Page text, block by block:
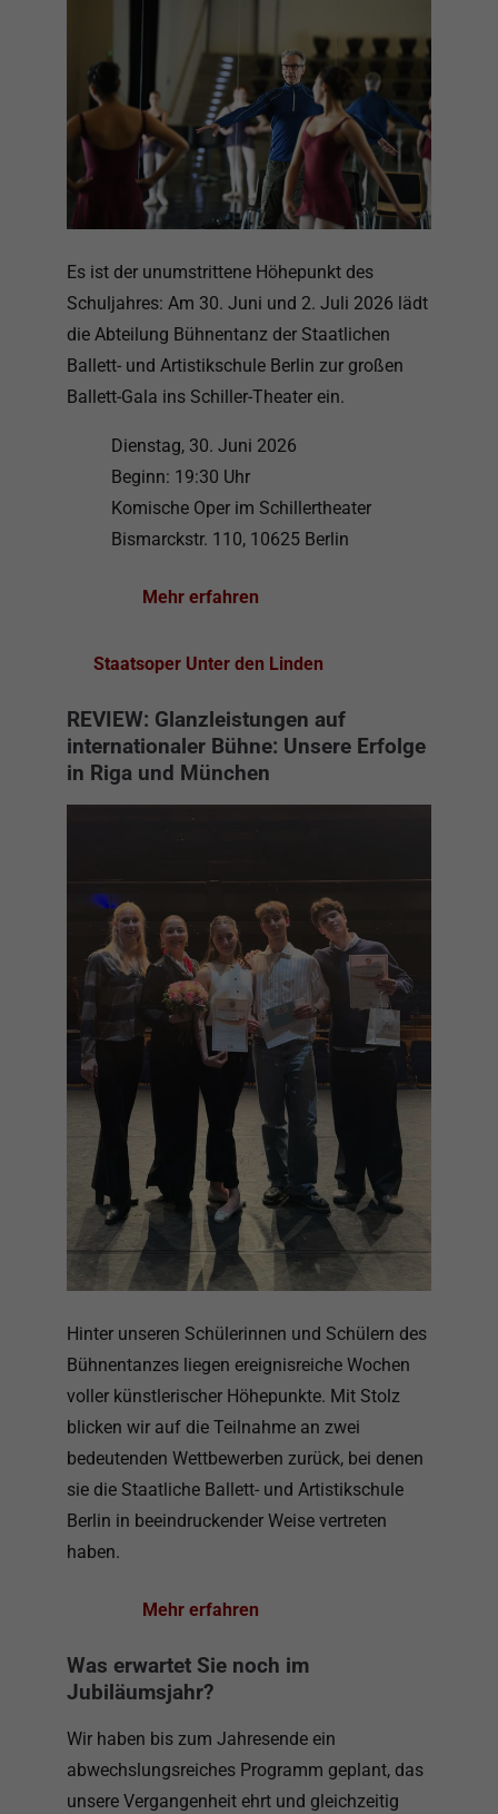
Es ist der unumstrittene Höhepunkt des
Schuljahres: Am 30. Juni und 2. Juli 2026 lädt
die Abteilung Bühnentanz der Staatlichen
Ballett- und Artistikschule Berlin zur großen
Ballett-Gala ins Schiller-Theater ein.
Dienstag, 30. Juni 2026
Beginn: 19:30 Uhr
Komische Oper im Schillertheater
Bismarckstr. 110, 10625 Berlin
Mehr erfahren
Staatsoper Unter den Linden
REVIEW: Glanzleistungen auf
internationaler Bühne: Unsere Erfolge
in Riga und München
Hinter unseren Schülerinnen und Schülern des
Bühnentanzes liegen ereignisreiche Wochen
voller künstlerischer Höhepunkte. Mit Stolz
blicken wir auf die Teilnahme an zwei
bedeutenden Wettbewerben zurück, bei denen
sie die Staatliche Ballett- und Artistikschule
Berlin in beeindruckender Weise vertreten
haben.
Mehr erfahren
Was erwartet Sie noch im
Jubiläumsjahr?
Wir haben bis zum Jahresende ein
abwechslungsreiches Programm geplant, das
unsere Vergangenheit ehrt und gleichzeitig